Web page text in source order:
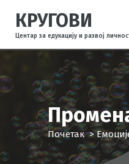
ч
н
а
ж
КРУГОВИ
Центар за едукацију и развој
Почетак>